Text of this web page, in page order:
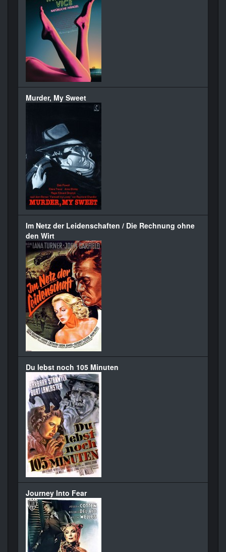
Murder, My Sweet
Im Netz der Leidenschaften / Die Rechnung ohne
den Wirt
Du lebst noch 105 Minuten
Journey Into Fear